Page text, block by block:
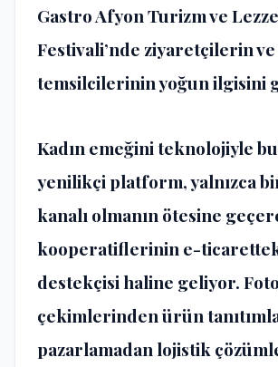
Gastro Afyon Turizm ve
Festivali’nde ziyaretçilerin
temsilcilerinin yoğun ilgisini
Kadın emeğini teknolojiyle
yenilikçi platform, yalnızca
kanalı olmanın ötesine
kooperatiflerinin e-
destekçisi haline geliyor.
çekimlerinden ürün
pazarlamadan lojistik